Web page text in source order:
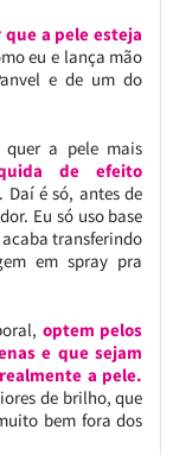
a pele esteja
eu e lança mão
e de um do
quer a pele mais
de efeito
é só, antes de
Eu só uso base
acaba transferindo
em spray pra
optem pelos
e que sejam
a pele.
de brilho, que
bem fora dos